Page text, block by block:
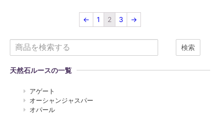
← 1 2 3 →
検索
天然石ルースの一覧
アゲート
オーシャンジャスパー
オパール